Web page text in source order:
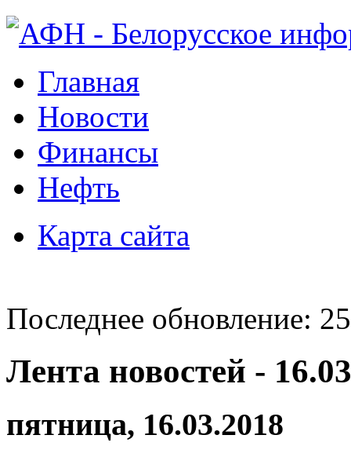
Главная
Новости
Финансы
Нефть
Карта сайта
Последнее обновление:
Лента новостей -
пятница, 16.03.2018